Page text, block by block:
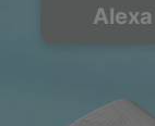
Alexa